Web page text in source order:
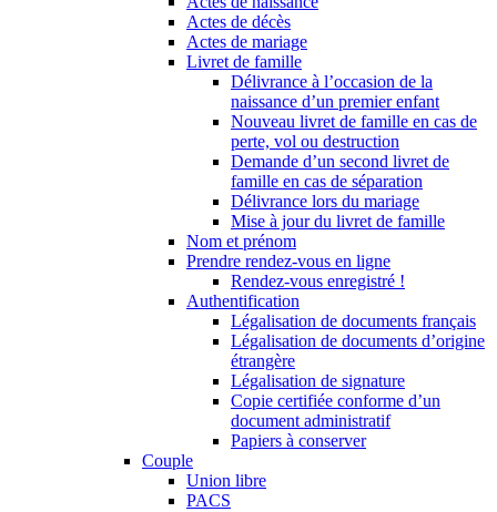
Actes de décès
Actes de mariage
Livret de famille
Délivrance à l’occasion de la
naissance d’un premier enfant
Nouveau livret de famille en cas de
perte, vol ou destruction
Demande d’un second livret de
famille en cas de séparation
Délivrance lors du mariage
Mise à jour du livret de famille
Nom et prénom
Prendre rendez-vous en ligne
Rendez-vous enregistré !
Authentification
Légalisation de documents français
Légalisation de documents d’origine
étrangère
Légalisation de signature
Copie certifiée conforme d’un
document administratif
Papiers à conserver
Couple
Union libre
PACS